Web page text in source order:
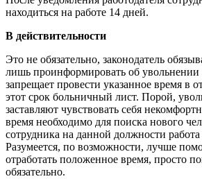
находиться на работе 14 дней.
В действительности
Это не обязательно, законодатель
лишь проинформировать об увольнении
запрещает провести указанное время в
этот срок больничный лист. Порой,
заставляют чувствовать себя
время необходимо для поиска нового
сотрудника на данной должности работа
Разумеется, по возможности, лучше
отработать положенное время, просто
обязательно.